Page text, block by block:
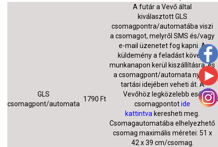
GLS
csomagpont/automata
1790 Ft
A futár a Vevő által
kiválasztott GLS
csomagpontra/automatába viszi
a csomagot, melyről SMS és/vagy
e-mail üzenetet fog kapni. A
küldemény a feladást követő
munkanapon kerül kiszállításra, és
a csomagpont/automata nyitva
tartási idejében veheti át. A
Vevőhöz legközelebb eső
csomagpontotide
kattintva keresheti meg.
Csomagautomatába elhelyezhető
csomag maximális méretei: 51 x
42 x 39 cm/csomag.